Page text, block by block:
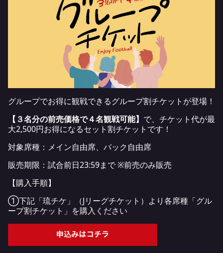
グループでお得に観戦できるグループ割チケットが登場！
【３名分の前売価格で４名観戦可能】 で、チケット代が最
大2,500円お得になるセット割チケットです！
対象席種：メイン自由席、バック自由席
販売期限：試合前日23:59まで ※前売のみ販売
【購入手順】
①下記「琉チケ」（Jリーグチケット）より各席種「グル
ープ割チケット」を購入ください